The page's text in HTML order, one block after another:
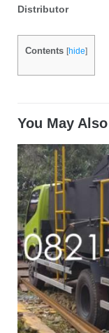
Distributor
Contents [hide]
You May